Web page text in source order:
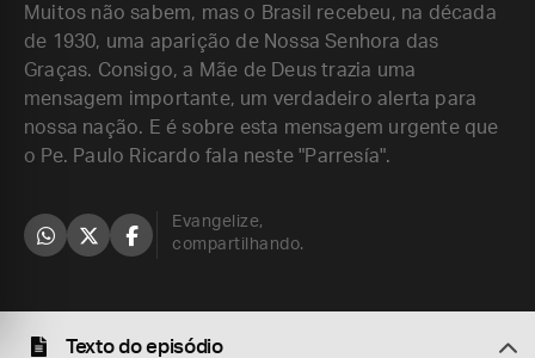
Muitos não sabem, mas o Brasil recebeu, na década
de 1930, uma aparição de Nossa Senhora das
Graças. Consigo, a Mãe de Deus trazia uma
mensagem importante, um verdadeiro alerta para
nossa nação. E é sobre esta mensagem urgente que
o Pe. Paulo Ricardo fala neste "Parresía".
Evangelize,
compartilhando.
Texto do episódio